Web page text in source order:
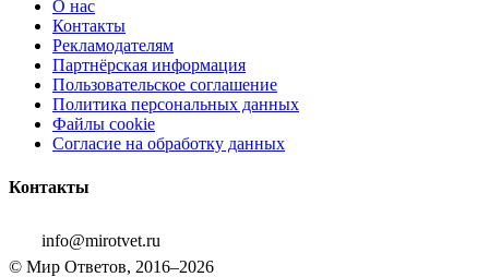
О нас
Контакты
Рекламодателям
Партнёрская информация
Пользовательское соглашение
Политика персональных данных
Файлы cookie
Согласие на обработку данных
Контакты
info@mirotvet.ru
© Мир Ответов, 2016–2026